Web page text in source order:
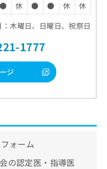
● 休 ● ● 休
休
：木曜日、日曜日、祝祭日
1777
ジ
ォーム
の認定医・指導医